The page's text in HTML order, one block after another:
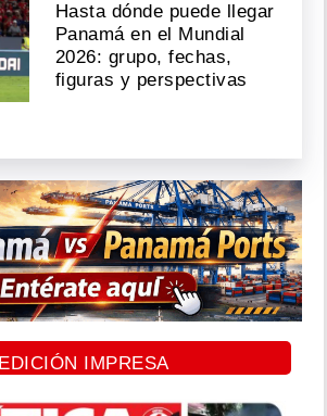
Hasta dónde puede llegar
Panamá en el Mundial
2026: grupo, fechas,
figuras y perspectivas
EDICIÓN IMPRESA